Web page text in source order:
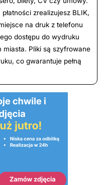
zrealizujesz BLIK,
na druk z telefonu
dostępu do wydruku
Pliki są szyfrowane
co gwarantuje pełną